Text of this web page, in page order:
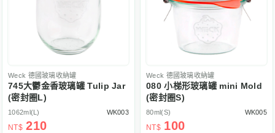
Weck 德國玻璃收納罐
745大鬱金香玻璃罐 Tulip Jar
(密封圈L)
1062ml(L) WK003
NT$ 210
Weck 德國玻璃收納罐
080 小梯形玻璃罐 mini Mold
(密封圈S)
80ml(S) WK005
NT$ 100